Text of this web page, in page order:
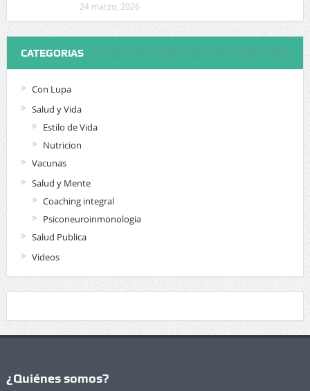
24 marzo, 2026
CATEGORIAS
Con Lupa
Salud y Vida
Estilo de Vida
Nutricion
Vacunas
Salud y Mente
Coaching integral
Psiconeuroinmonologia
Salud Publica
Videos
¿Quiénes somos?